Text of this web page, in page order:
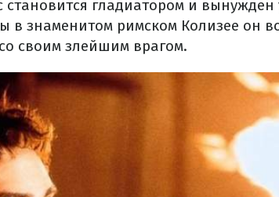
гладиатором и вынужден
в знаменитом римском Колизее он
своим злейшим врагом.